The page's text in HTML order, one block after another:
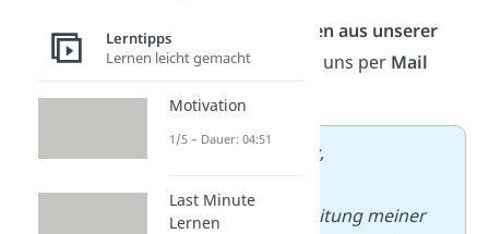
Stimmen aus unserer
Community
, die uns per Mail
erreicht haben:
Hallo Studyflix,
Abiturvorbereitung meiner
Lerntipps
Lernen leicht gemacht
Motivation
1/5 – Dauer: 04:51
Last Minute
Lernen